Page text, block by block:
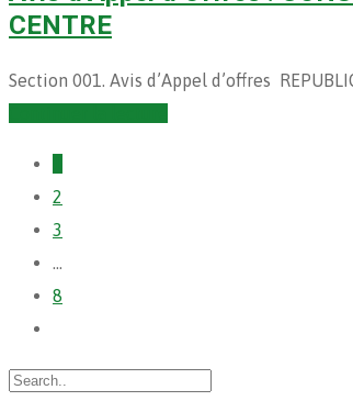
CENTRE
Section 001. Avis d’Appel d’offres
2
3
…
8